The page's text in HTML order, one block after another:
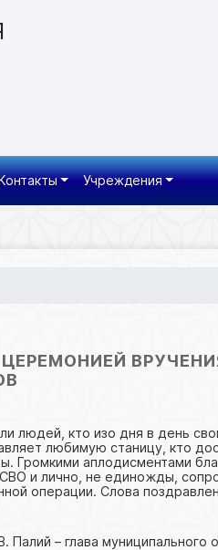
Учреждения
людей, кто изо дня в день
любимую станицу, кто
Громкими аплодисментами
и лично, не единожды,
операции. Слова
– глава муниципального